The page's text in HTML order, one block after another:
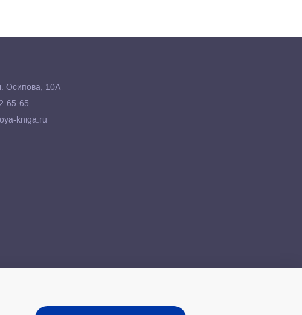
Осипова, 10А
65-65
kniga.ru